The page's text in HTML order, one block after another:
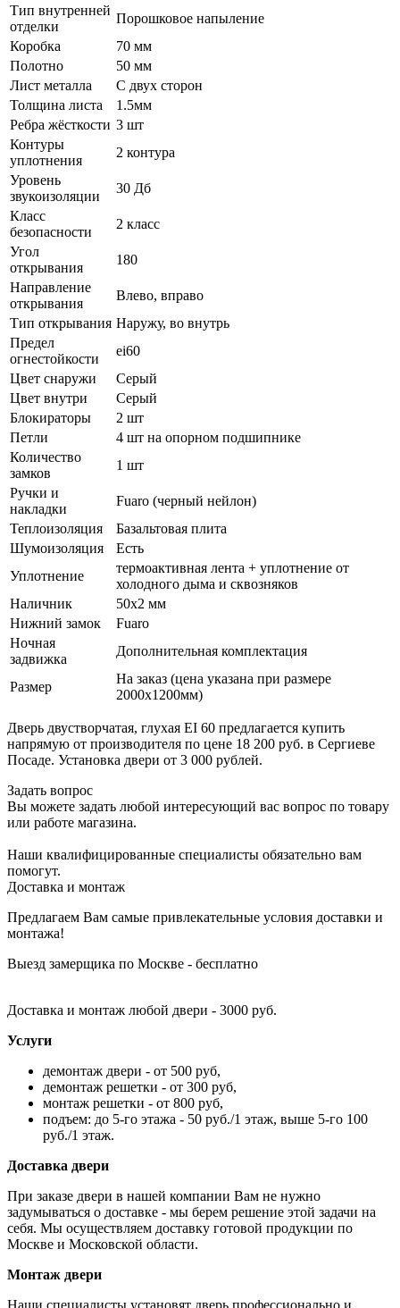
Тип внутренней
отделки
Порошковое напыление
Коробка
70 мм
Полотно
50 мм
Лист металла
С двух сторон
Толщина листа
1.5мм
Ребра жёсткости 3 шт
Контуры
уплотнения
2 контура
Уровень
звукоизоляции
30 Дб
Класс
безопасности
2 класс
Угол
открывания
180
Направление
открывания
Влево, вправо
Тип открывания Наружу, во внутрь
Предел
огнестойкости
ei60
Цвет снаружи
Серый
Цвет внутри
Серый
Блокираторы
2 шт
Петли
4 шт на опорном подшипнике
Количество
замков
1 шт
Ручки и
накладки
Fuaro (черный нейлон)
Теплоизоляция
Базальтовая плита
Шумоизоляция
Есть
Уплотнение
термоактивная лента + уплотнение от
холодного дыма и сквозняков
Наличник
50х2 мм
Нижний замок
Fuaro
Ночная
задвижка
Дополнительная комплектация
Размер
На заказ (цена указана при размере
2000х1200мм)
Дверь двустворчатая, глухая EI 60 предлагается купить
напрямую от производителя по цене 18 200 руб. в Сергиеве
Посаде. Установка двери от 3 000 рублей.
Задать вопрос
Вы можете задать любой интересующий вас вопрос по товару
или работе магазина.
Наши квалифицированные специалисты обязательно вам
помогут.
Доставка и монтаж
Предлагаем Вам самые привлекательные условия доставки и
монтажа!
Выезд замерщика по Москве - бесплатно
Доставка и монтаж любой двери - 3000 руб.
Услуги
демонтаж двери - от 500 руб,
демонтаж решетки - от 300 руб,
монтаж решетки - от 800 руб,
подъем: до 5-го этажа - 50 руб./1 этаж, выше 5-го 100
руб./1 этаж.
Доставка двери
При заказе двери в нашей компании Вам не нужно
задумываться о доставке - мы берем решение этой задачи на
себя. Мы осуществляем доставку готовой продукции по
Москве и Московской области.
Монтаж двери